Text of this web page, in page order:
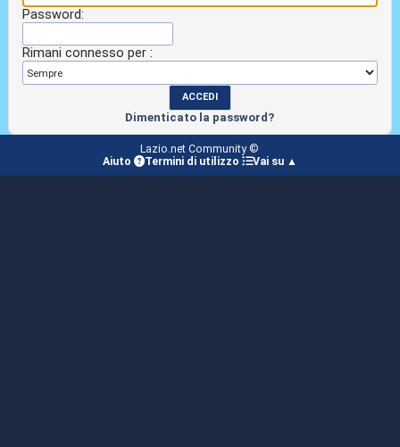
Password:
Rimani connesso per :
Dimenticato la password?
Lazio.net Community ©
Aiuto
Termini di utilizzo Vai su ▲